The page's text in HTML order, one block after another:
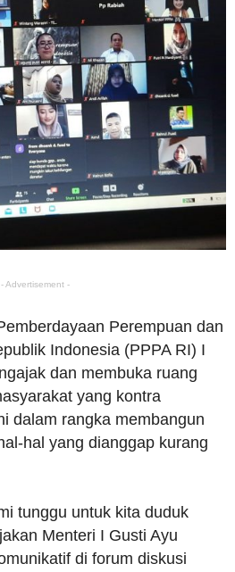
- Advertisement -
Perempuan dan
Indonesia (PPPA RI) I
dan membuka ruang
yang kontra
dalam rangka membangun
hal yang dianggap kurang
tunggu untuk kita duduk
Menteri I Gusti Ayu
di forum diskusi